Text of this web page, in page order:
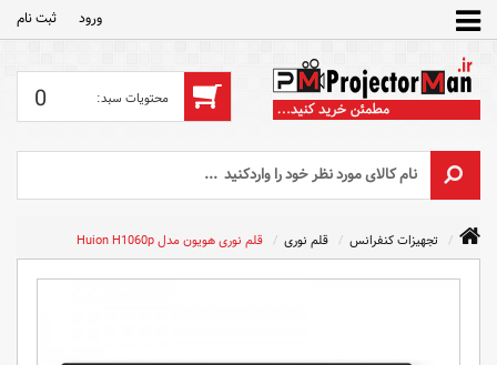
ورود ثبت‌ نام
0
تجهیزات کنفرانس قلم نوری قلم نوری هویون مدل Huion H1060p